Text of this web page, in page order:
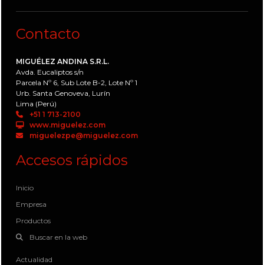
Contacto
MIGUÉLEZ ANDINA S.R.L.
Avda. Eucaliptos s/n
Parcela Nº 6, Sub Lote B-2, Lote Nº 1
Urb. Santa Genoveva, Lurín
Lima (Perú)
+51 1 713-2100
www.miguelez.com
miguelezpe@miguelez.com
Accesos rápidos
Inicio
Empresa
Productos
Buscar en la web
Actualidad